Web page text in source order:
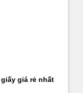
giá rẻ nhất